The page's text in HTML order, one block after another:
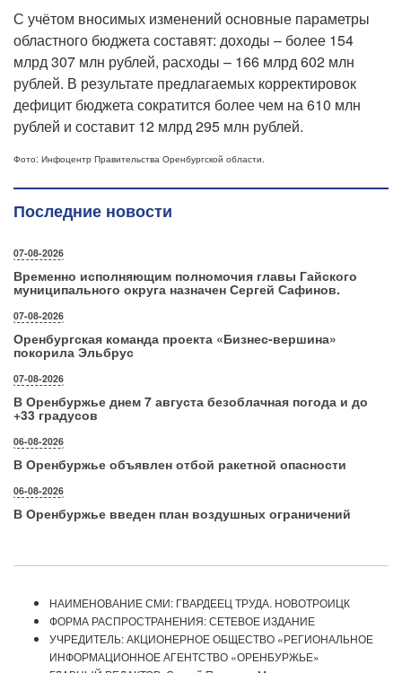
С учётом вносимых изменений основные параметры
областного бюджета составят: доходы – более 154
млрд 307 млн рублей, расходы – 166 млрд 602 млн
рублей. В результате предлагаемых корректировок
дефицит бюджета сократится более чем на 610 млн
рублей и составит 12 млрд 295 млн рублей.
Фото: Инфоцентр Правительства Оренбургской области.
Последние новости
07-08-2026
Временно исполняющим полномочия главы Гайского
муниципального округа назначен Сергей Сафинов.
07-08-2026
Оренбургская команда проекта «Бизнес‑вершина»
покорила Эльбрус
07-08-2026
В Оренбуржье днем 7 августа безоблачная погода и до
+33 градусов
06-08-2026
В Оренбуржье объявлен отбой ракетной опасности
06-08-2026
В Оренбуржье введен план воздушных ограничений
НАИМЕНОВАНИЕ СМИ: ГВАРДЕЕЦ ТРУДА. НОВОТРОИЦК
ФОРМА РАСПРОСТРАНЕНИЯ: СЕТЕВОЕ ИЗДАНИЕ
УЧРЕДИТЕЛЬ: АКЦИОНЕРНОЕ ОБЩЕСТВО «РЕГИОНАЛЬНОЕ
ИНФОРМАЦИОННОЕ АГЕНТСТВО «ОРЕНБУРЖЬЕ»